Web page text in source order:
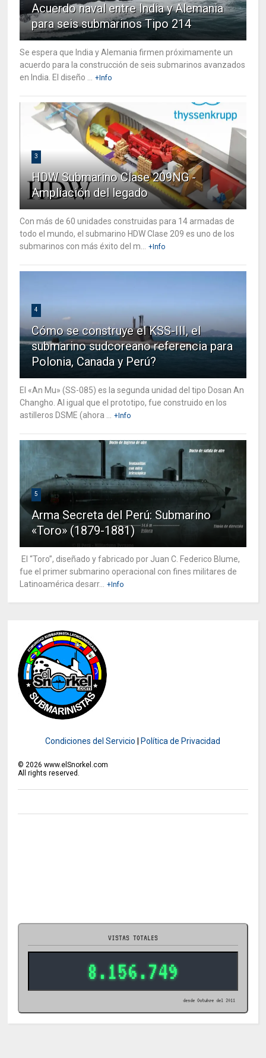
Acuerdo naval entre India y Alemania
para seis submarinos Tipo 214
Se espera que India y Alemania firmen próximamente un
acuerdo para la construcción de seis submarinos avanzados
en India. El diseño ...
+Info
3
HDW Submarino Clase 209NG -
Ampliación del legado
Con más de 60 unidades construidas para 14 armadas de
todo el mundo, el submarino HDW Clase 209 es uno de los
submarinos con más éxito del m...
+Info
4
Cómo se construye el KSS-III, el
submarino sudcoreano referencia para
Polonia, Canada y Perú?
El «An Mu» (SS-085) es la segunda unidad del tipo Dosan An
Changho. Al igual que el prototipo, fue construido en los
astilleros DSME (ahora ...
+Info
5
Arma Secreta del Perú: Submarino
«Toro» (1879-1881)
El “Toro”, diseñado y fabricado por Juan C. Federico Blume,
fue el primer submarino operacional con fines militares de
Latinoamérica desarr...
+Info
Condiciones del Servicio Política de Privacidad
© 2026 www.elSnorkel.com
All rights reserved.
VISTAS TOTALES
8.156.749
desde Octubre del 2011